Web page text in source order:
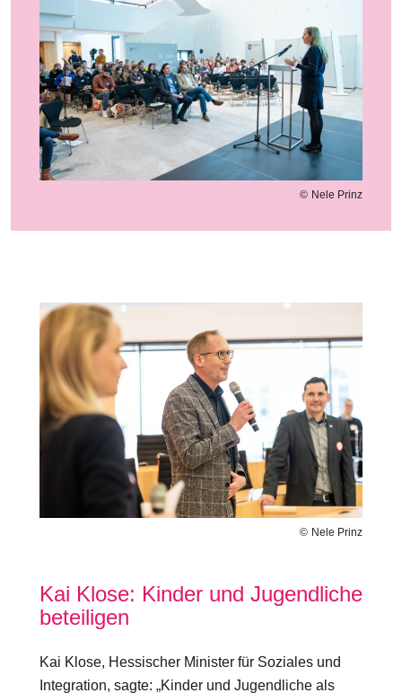
Nele Prinz
Bilddatei
Nele Prinz
Kai Klose: Kinder und Jugendliche
beteiligen
Kai Klose, Hessischer Minister für Soziales und
Integration, sagte: „Kinder und Jugendliche als